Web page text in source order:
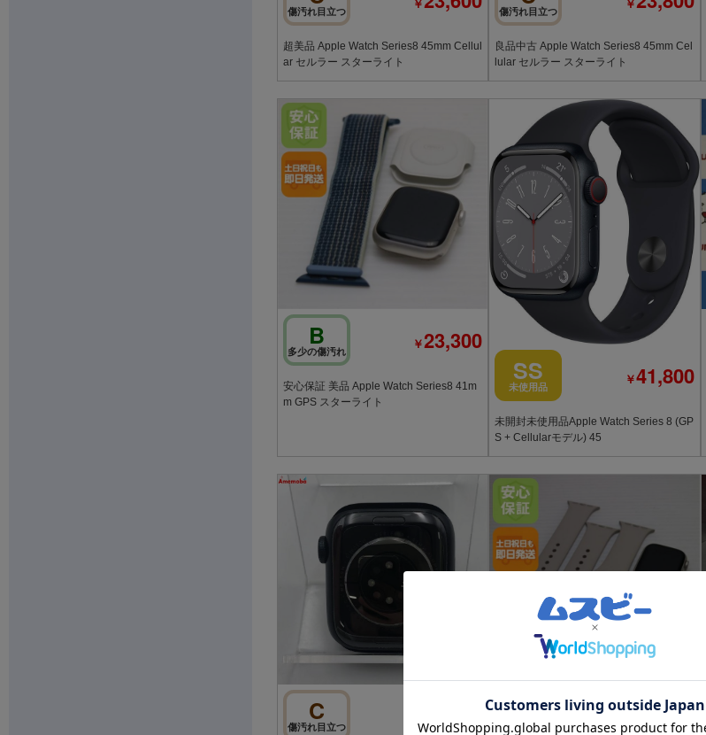
傷汚れ目立つ
超美品 Apple Watch Series8 45mm Cellul
ar セルラー スターライト
傷汚れ目立つ
良品中古 Apple Watch Series8 45mm Cel
lular セルラー スターライト
B
多少の傷汚れ ￥23,300
安心保証 美品 Apple Watch Series8 41m
m GPS スターライト
SS
未使用品 ￥41,800
未開封未使用品Apple Watch Series 8 (GP
S + Cellularモデル) 45
C
傷汚れ目立つ 22,800 B
多少の傷汚れ 23,300